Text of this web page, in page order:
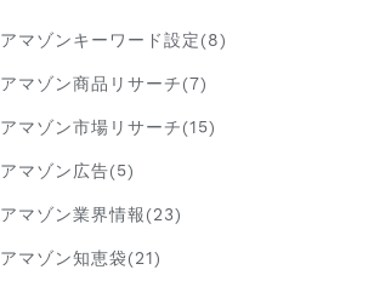
アマゾンキーワード設定(8)
アマゾン商品リサーチ(7)
アマゾン市場リサーチ(15)
アマゾン広告(5)
アマゾン業界情報(23)
アマゾン知恵袋(21)